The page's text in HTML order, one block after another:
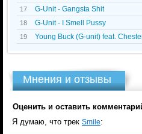
17 G-Unit - Gangsta Shit
18 G-Unit - I Smell Pussy
19 Young Buck (G-unit) feat.
Мнения и отзывы
Оценить и оставить
Я думаю, что трек Smile: